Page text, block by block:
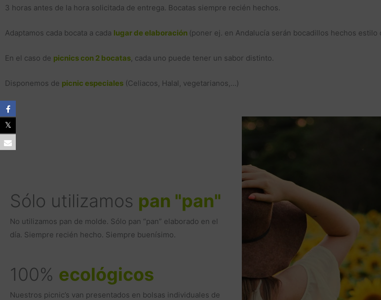
3 horas antes de la hora solicitada de entrega. Bocatas siempre recién hechos.
Adaptamos cada bocata a cada lugar de elaboración (poner ej. en Andalucía serán bocadillos hechos
En el caso de picnics con 2 bocatas, cada uno puede tener un sabor distinto.
Disponemos de picnic especiales (Celiacos, Halal, vegetarianos,…)
Sólo utilizamos pan "pan"
No utilizamos pan de molde. Sólo pan “pan” elaborado en el
día. Siempre recién hecho. Siempre buenísimo.
100% ecológicos
Nuestros picnic’s van presentados en bolsas individuales de